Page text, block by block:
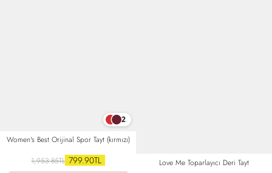
2
Women's Best Orijinal Spor Tayt (kırmızı)
1,953.85TL 799.90TL
Love Me Toparlayıcı Deri Tayt